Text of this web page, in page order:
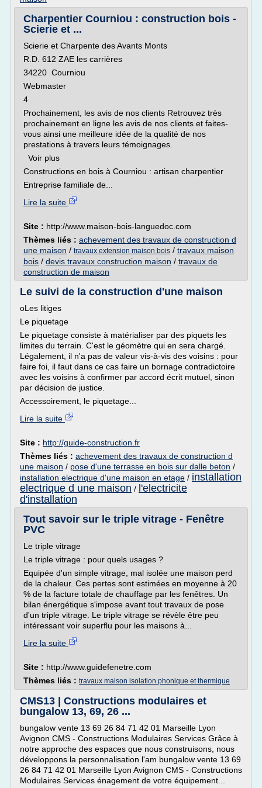
Charpentier Courniou : construction bois -
Scierie et ...
Scierie et Charpente des Avants Monts
R.D. 612 ZAE les carrières
34220 Courniou
Webmaster
4
Prochainement, les avis de nos clients Retrouvez très
prochainement en ligne les avis de nos clients et faites-
vous ainsi une meilleure idée de la qualité de nos
prestations à travers leurs témoignages.
Voir plus
Constructions en bois à Courniou : artisan charpentier
Entreprise familiale de...
Lire la suite
Site : http://www.maison-bois-languedoc.com
Thèmes liés : achevement des travaux de construction d
une maison / travaux extension maison bois / travaux maison
bois / devis travaux construction maison / travaux de
construction de maison
Le suivi de la construction d'une maison
oLes litiges
Le piquetage
Le piquetage consiste à matérialiser par des piquets les
limites du terrain. C'est le géomètre qui en sera chargé.
Légalement, il n'a pas de valeur vis-à-vis des voisins : pour
faire foi, il faut dans ce cas faire un bornage contradictoire
avec les voisins à confirmer par accord écrit mutuel, sinon
par décision de justice.
Accessoirement, le piquetage...
Lire la suite
Site : http://guide-construction.fr
Thèmes liés : achevement des travaux de construction d
une maison / pose d'une terrasse en bois sur dalle beton /
installation electrique d'une maison en etage / installation
electrique d une maison / l'electricite
d'installation
Tout savoir sur le triple vitrage - Fenêtre
PVC
Le triple vitrage
Le triple vitrage : pour quels usages ?
Equipée d'un simple vitrage, mal isolée une maison perd
de la chaleur. Ces pertes sont estimées en moyenne à 20
% de la facture totale de chauffage par les fenêtres. Un
bilan énergétique s'impose avant tout travaux de pose
d'un triple vitrage. Le triple vitrage se révèle être peu
intéressant voir superflu pour les maisons à...
Lire la suite
Site : http://www.guidefenetre.com
Thèmes liés : travaux maison isolation phonique et thermique
CMS13 | Constructions modulaires et
bungalow 13, 69, 26 ...
bungalow vente 13 69 26 84 71 42 01 Marseille Lyon
Avignon CMS - Constructions Modulaires Services Grâce à
notre approche des espaces que nous construisons, nous
développons la personnalisation l'am bungalow vente 13 69
26 84 71 42 01 Marseille Lyon Avignon CMS - Constructions
Modulaires Services énagement de votre équipement...